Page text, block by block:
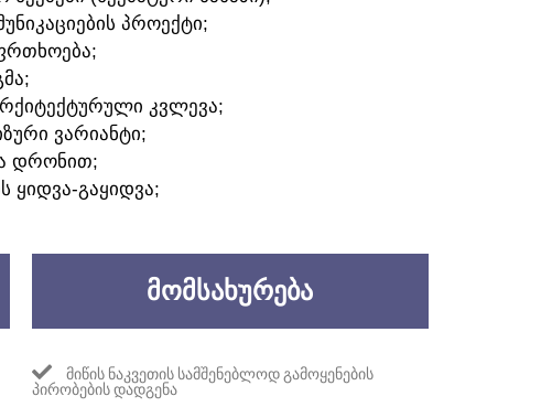
ᲞᲠᲝᲔᲥᲢᲘ;
ᲙᲕᲚᲔᲕᲐ;
ᲕᲐᲠᲘᲐᲜᲢᲘ;
ᲓᲠᲝᲜᲘᲗ;
ᲧᲘᲓᲕᲐ-ᲒᲐᲧᲘᲓᲕᲐ;
ᲛᲝᲛᲡᲐᲮᲣᲠᲔᲑᲐ
ᲛᲘᲬᲘᲡ ᲜᲐᲙᲕᲔᲗᲘᲡ ᲡᲐᲛᲨᲔᲜᲔᲑᲚᲝᲓ ᲒᲐᲛᲝᲧᲔᲜᲔᲑᲘᲡ
ᲞᲘᲠᲝᲑᲔᲑᲘᲡ ᲓᲐᲓᲒᲔᲜᲐ